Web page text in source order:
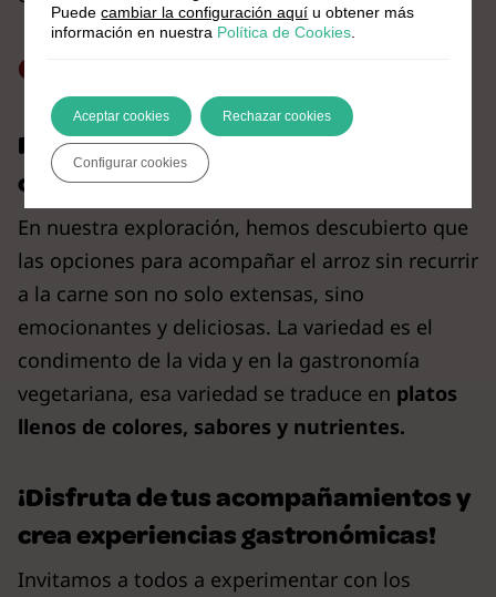
Conclusión
Reflexiones sobre la variedad en la
cocina vegetariana
En nuestra exploración, hemos descubierto que
las opciones para acompañar el arroz sin recurrir
a la carne son no solo extensas, sino
emocionantes y deliciosas. La variedad es el
condimento de la vida y en la gastronomía
vegetariana, esa variedad se traduce en platos
llenos de colores, sabores y nutrientes.
¡Disfruta de tus acompañamientos y
crea experiencias gastronómicas!
Invitamos a todos a experimentar con los
Puedecambiar la configuración aquí u obtener más
información en nuestra Política de Cookies
Aceptar cookies Rechazar cookies
Configurar cookies